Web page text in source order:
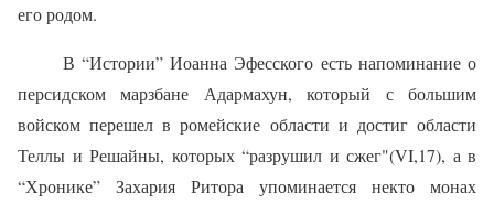
его родом.
В “Истории” Иоанна Эфесского есть напоминание о
персидском марзбане Адармахун, который с большим
войском перешел в ромейские области и достиг области
Теллы и Решайны, которых “разрушил и сжег"(VI,17), а в
“Хронике” Захария Ритора упоминается некто монах